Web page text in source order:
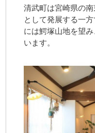
清武町は宮崎県の
として発展する一
には鰐塚山地を望
います。